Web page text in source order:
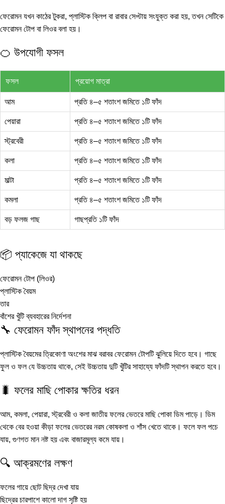
ফেরোমন যখন কাঠের টুকরা, প্লাস্টিক ক্লিপ বা রাবার সেপ্টায় সংযুক্ত করা হয়, তখন সেটিকে
ফেরোমন টোপ বা লিওর বলা হয়।
🍊 উপযোগী ফসল
ফসল প্রয়োগ মাত্রা
আম প্রতি ৪–৫ শতাংশ জমিতে ১টি ফাঁদ
পেয়ারা প্রতি ৪–৫ শতাংশ জমিতে ১টি ফাঁদ
স্ট্রবেরী প্রতি ৪–৫ শতাংশ জমিতে ১টি ফাঁদ
কলা প্রতি ৪–৫ শতাংশ জমিতে ১টি ফাঁদ
মাল্টা প্রতি ৪–৫ শতাংশ জমিতে ১টি ফাঁদ
কমলা প্রতি ৪–৫ শতাংশ জমিতে ১টি ফাঁদ
বড় ফলজ গাছ গাছপ্রতি ১টি ফাঁদ
📦 প্যাকেজে যা থাকছে
ফেরোমন টোপ (লিওর)
প্লাস্টিক বৈয়ম
তার
বাঁশের খুঁটি ব্যবহারের নির্দেশনা
🔧 ফেরোমন ফাঁদ স্থাপনের পদ্ধতি
প্লাস্টিক বৈয়মের ত্রিকোণা অংশের মাঝ বরাবর ফেরোমন টোপটি ঝুলিয়ে দিতে হবে। গাছে
ফুল ও ফল যে উচ্চতায় থাকে, সেই উচ্চতায় দুটি খুঁটির সাহায্যে ফাঁদটি স্থাপন করতে হবে।
🐛 ফলের মাছি পোকার ক্ষতির ধরন
আম, কমলা, পেয়ারা, স্ট্রবেরী ও কলা জাতীয় ফলের ভেতরে মাছি পোকা ডিম পাড়ে। ডিম
থেকে বের হওয়া কীড়া ফলের ভেতরের নরম কোষকলা ও শাঁস খেতে থাকে। ফলে ফল পচে
যায়, গুণগত মান নষ্ট হয় এবং বাজারমূল্য কমে যায়।
🔍 আক্রমণের লক্ষণ
ফলের গায়ে ছোট ছিদ্র দেখা যায়
ছিদ্রের চারপাশে কালো দাগ সৃষ্টি হয়